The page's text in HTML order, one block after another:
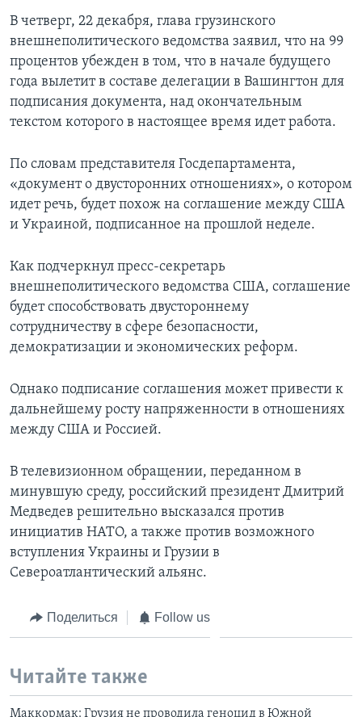
Learning English
СОЦИАЛЬНЫЕ СЕТИ
В четверг, 22 декабря, глава грузинского
внешнеполитического ведомства заявил, что на 99
процентов убежден в том, что в начале будущего
года вылетит в составе делегации в Вашингтон для
подписания документа, над окончательным
текстом которого в настоящее время идет работа.
По словам представителя Госдепартамента,
«документ о двусторонних отношениях», о котором
идет речь, будет похож на соглашение между США
и Украиной, подписанное на прошлой неделе.
Как подчеркнул пресс-секретарь
внешнеполитического ведомства США, соглашение
будет способствовать двустороннему
сотрудничеству в сфере безопасности,
демократизации и экономических реформ.
Однако подписание соглашения может привести к
дальнейшему росту напряженности в отношениях
между США и Россией.
В телевизионном обращении, переданном в
минувшую среду, российский президент Дмитрий
Медведев решительно высказался против
инициатив НАТО, а также против возможного
вступления Украины и Грузии в
Североатлантический альянс.
Поделиться Follow us
Читайте также
Маккормак: Грузия не проводила геноцид в Южной